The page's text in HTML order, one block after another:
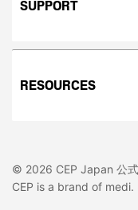
SUPPORT
RESOURCES
© 2026 CEP Japan 公
CEP is a brand of medi.